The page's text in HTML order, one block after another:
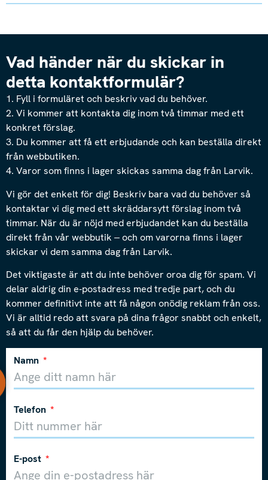
Vad händer när du skickar in
detta kontaktformulär?
1. Fyll i formuläret och beskriv vad du behöver.
2. Vi kommer att kontakta dig inom två timmar med ett
konkret förslag.
3. Du kommer att få ett erbjudande och kan beställa direkt
från webbutiken.
4. Varor som finns i lager skickas samma dag från Larvik.
Vi gör det enkelt för dig! Beskriv bara vad du behöver så
kontaktar vi dig med ett skräddarsytt förslag inom två
timmar. När du är nöjd med erbjudandet kan du beställa
direkt från vår webbutik – och om varorna finns i lager
skickar vi dem samma dag från Larvik.
Det viktigaste är att du inte behöver oroa dig för spam. Vi
delar aldrig din e-postadress med tredje part, och du
kommer definitivt inte att få någon onödig reklam från oss.
Vi är alltid redo att svara på dina frågor snabbt och enkelt,
så att du får den hjälp du behöver.
Namn
Telefon
E-post